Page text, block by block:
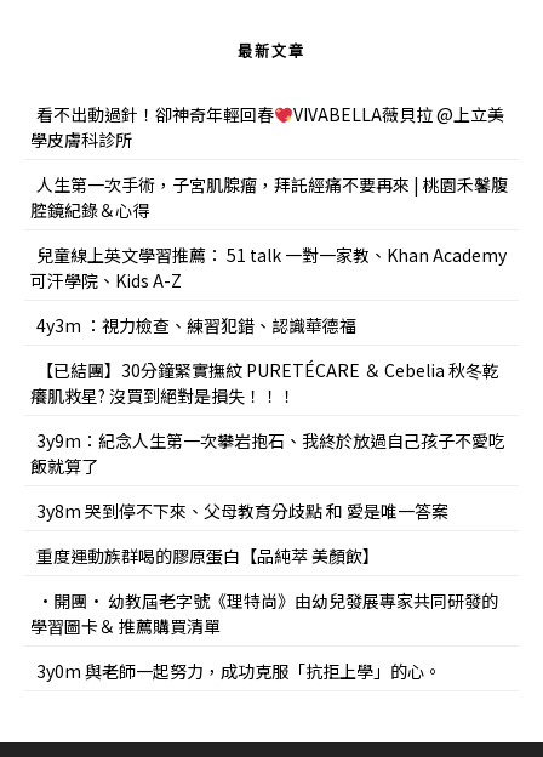
最新文章
看不出動過針！卻神奇年輕回春
VIVABELLA薇貝拉 @上立美
學皮膚科診所
人生第一次手術，子宮肌腺瘤，拜託經痛不要再來 | 桃園禾馨腹
腔鏡紀錄＆心得
兒童線上英文學習推薦： 51 talk 一對一家教、Khan Academy
可汗學院、Kids A-Z
4y3m ：視力檢查、練習犯錯、認識華德福
【已結團】30分鐘緊實撫紋 PURETÉCARE ＆ Cebelia 秋冬乾
癢肌救星? 沒買到絕對是損失！！！
3y9m：紀念人生第一次攀岩抱石、我終於放過自己孩子不愛吃
飯就算了
3y8m 哭到停不下來、父母教育分歧點 和 愛是唯一答案
重度運動族群喝的膠原蛋白【品純萃 美顏飲】
•開團• 幼教屆老字號《理特尚》由幼兒發展專家共同研發的
學習圖卡＆ 推薦購買清單
3y0m 與老師一起努力，成功克服「抗拒上學」的心。